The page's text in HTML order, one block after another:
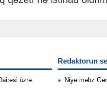
üzrə
Redaktorun
Niyə məhz